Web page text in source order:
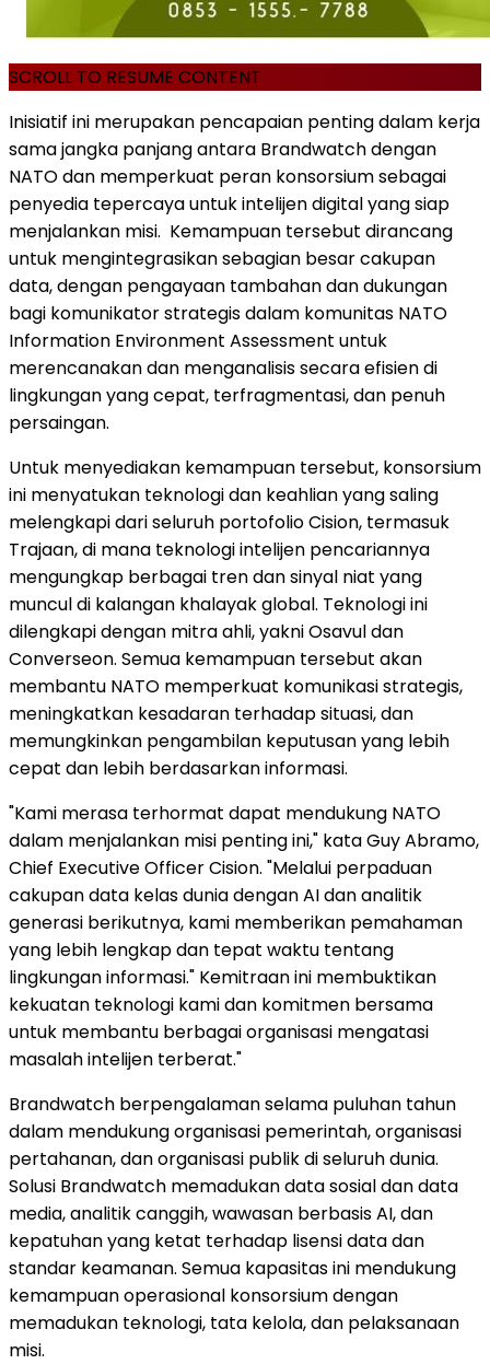
SCROLL TO RESUME CONTENT
Inisiatif ini merupakan pencapaian penting dalam kerja
sama jangka panjang antara Brandwatch dengan
NATO dan memperkuat peran konsorsium sebagai
penyedia tepercaya untuk intelijen digital yang siap
menjalankan misi. Kemampuan tersebut dirancang
untuk mengintegrasikan sebagian besar cakupan
data, dengan pengayaan tambahan dan dukungan
bagi komunikator strategis dalam komunitas NATO
Information Environment Assessment untuk
merencanakan dan menganalisis secara efisien di
lingkungan yang cepat, terfragmentasi, dan penuh
persaingan.
Untuk menyediakan kemampuan tersebut, konsorsium
ini menyatukan teknologi dan keahlian yang saling
melengkapi dari seluruh portofolio Cision, termasuk
Trajaan, di mana teknologi intelijen pencariannya
mengungkap berbagai tren dan sinyal niat yang
muncul di kalangan khalayak global. Teknologi ini
dilengkapi dengan mitra ahli, yakni Osavul dan
Converseon. Semua kemampuan tersebut akan
membantu NATO memperkuat komunikasi strategis,
meningkatkan kesadaran terhadap situasi, dan
memungkinkan pengambilan keputusan yang lebih
cepat dan lebih berdasarkan informasi.
"Kami merasa terhormat dapat mendukung NATO
dalam menjalankan misi penting ini," kata Guy Abramo,
Chief Executive Officer Cision. "Melalui perpaduan
cakupan data kelas dunia dengan AI dan analitik
generasi berikutnya, kami memberikan pemahaman
yang lebih lengkap dan tepat waktu tentang
lingkungan informasi." Kemitraan ini membuktikan
kekuatan teknologi kami dan komitmen bersama
untuk membantu berbagai organisasi mengatasi
masalah intelijen terberat."
Brandwatch berpengalaman selama puluhan tahun
dalam mendukung organisasi pemerintah, organisasi
pertahanan, dan organisasi publik di seluruh dunia.
Solusi Brandwatch memadukan data sosial dan data
media, analitik canggih, wawasan berbasis AI, dan
kepatuhan yang ketat terhadap lisensi data dan
standar keamanan. Semua kapasitas ini mendukung
kemampuan operasional konsorsium dengan
memadukan teknologi, tata kelola, dan pelaksanaan
misi.